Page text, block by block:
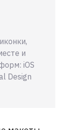
и
iOS
Design